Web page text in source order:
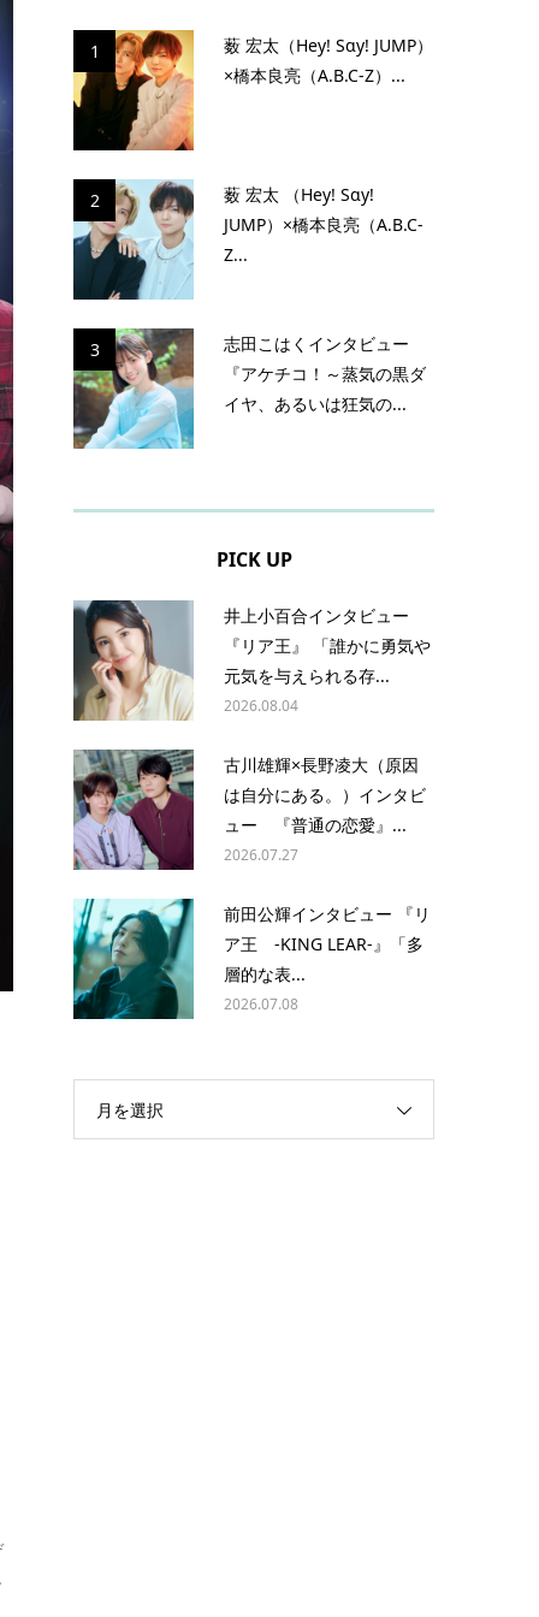
1
薮 宏太（Hey! Sɑy! JUMP）
×橋本良亮（A.B.C-Z）...
2
薮 宏太 （Hey! Sɑy!
JUMP）×橋本良亮（A.B.C-
Z...
3
志田こはくインタビュー
『アケチコ！～蒸気の黒ダ
イヤ、あるいは狂気の...
PICK UP
井上小百合インタビュー
『リア王』 「誰かに勇気や
元気を与えられる存...
2026.08.04
古川雄輝×長野凌大（原因
は自分にある。）インタビ
ュー 『普通の恋愛』...
2026.07.27
前田公輝インタビュー 『リ
ア王 -KING LEAR-』「多
層的な表...
2026.07.08
月を選択